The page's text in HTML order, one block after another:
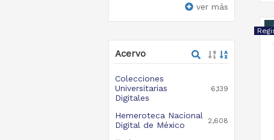
ver más
Acervo
Colecciones
Universitarias
Digitales
6,139
Hemeroteca Nacional
Digital de México
2,608